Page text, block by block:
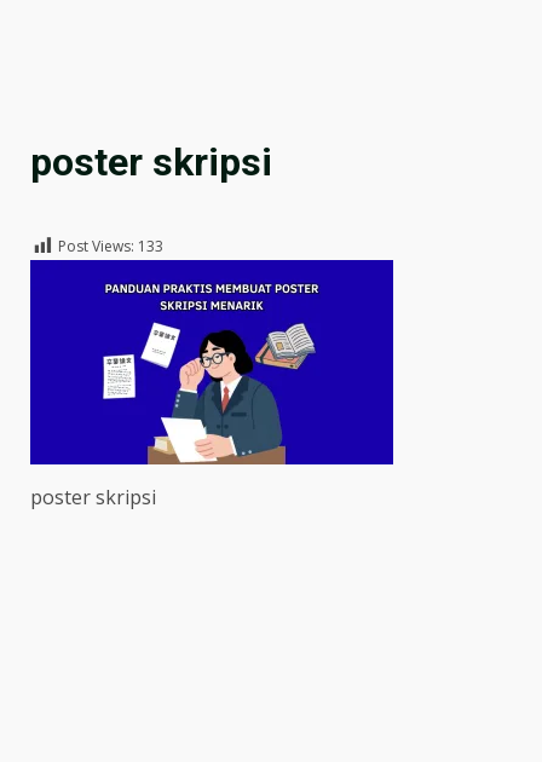
poster skripsi
Post Views: 133
poster skripsi